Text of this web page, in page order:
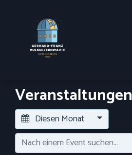
Veranstaltungen
Diesen Monat